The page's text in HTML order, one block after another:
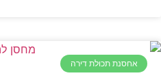
אחסנת תכולת דירה